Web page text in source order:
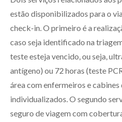
estão disponibilizados para o
check-in. O primeiro é a
caso seja identificado na
teste esteja vencido, ou seja,
antígeno) ou 72 horas (teste
área com enfermeiros e
individualizados. O segundo
seguro de viagem com